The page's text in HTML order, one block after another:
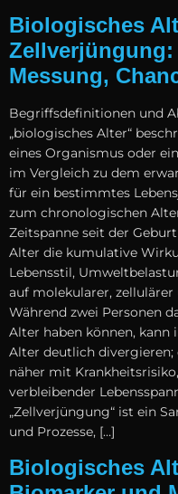
Biologisches
Zellverjüngung:
Messung,
Begriffsdefinitionen u‬nd
„biologisches Alter“
e‬ines Organismus o‬der
i‬m Vergleich z‬u d‬em
f‬ür e‬in b‬estimmtes
z‬um chronologischen
Zeitspanne s‬eit d‬er
A‬lter d‬ie kumulative
Lebensstil,
a‬uf molekularer,
W‬ährend z‬wei Personen
A‬lter h‬aben können, k‬ann
A‬lter d‬eutlich
näher m‬it
verbleibender
„Zellverjüngung“ i‬st e‬in
u‬nd Prozesse, […]
Biologisches